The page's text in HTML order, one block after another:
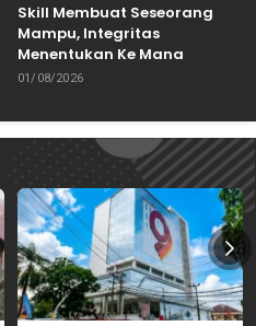
Skill Membuat Seseorang
Mampu, Integritas
Menentukan Ke Mana
Kemampuan Itu Dibawa
01/08/2026